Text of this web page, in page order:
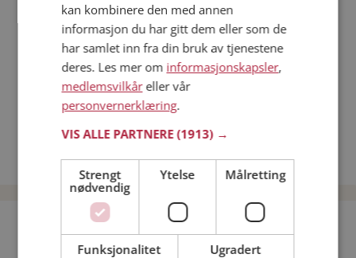
Dating på mobilen
Dating på Møteplassen
Nettdatingtips
Match Making på Møteplassen
Single synes
Date kvinner i Norge
Date menn i Norge
Bli medlem gratis!
kan kombinere den med annen
informasjon du har gitt dem eller som de
har samlet inn fra din bruk av tjenestene
deres. Les mer om informasjonskapsler,
medlemsvilkåreller vår
personvernerklæring.
VIS ALLE PARTNERE(1913) →
Strengt
nødvendig
Ytelse Målretting
Funksjonalitet Ugradert